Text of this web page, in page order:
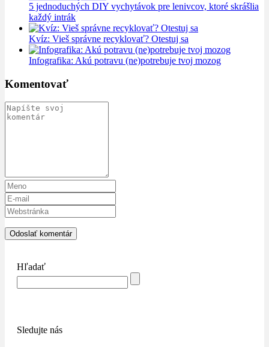
5 jednoduchých DIY vychytávok pre lenivcov, ktoré skrášlia
každý intrák
Kvíz: Vieš správne recyklovať? Otestuj sa
Infografika: Akú potravu (ne)potrebuje tvoj mozog
Komentovať
Hľadať
Sledujte nás